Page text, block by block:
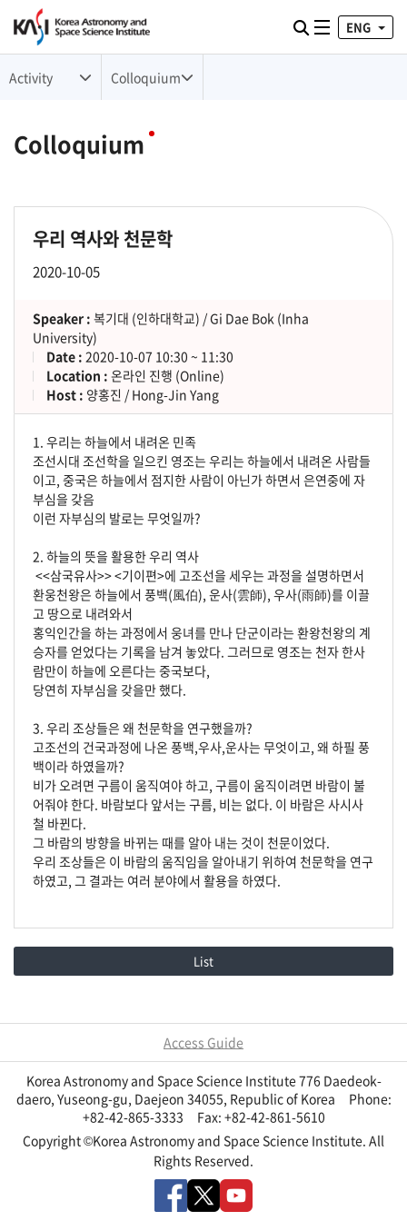
검색Toggle
ENG
Activity Colloquium
Colloquium
우리 역사와 천문학
2020-10-05
Speaker : 복기대 (인하대학교) / Gi Dae Bok (Inha
University)
Date : 2020-10-07 10:30 ~ 11:30
Location : 온라인 진행 (Online)
Host : 양홍진 / Hong-Jin Yang
1. 우리는 하늘에서 내려온 민족
조선시대 조선학을 일으킨 영조는 우리는 하늘에서 내려온 사람들
이고, 중국은 하늘에서 점지한 사람이 아닌가 하면서 은연중에 자
부심을 갖음
이런 자부심의 발로는 무엇일까?
2. 하늘의 뜻을 활용한 우리 역사
<<삼국유사>> <기이편>에 고조선을 세우는 과정을 설명하면서
환웅천왕은 하늘에서 풍백(風伯), 운사(雲師), 우사(雨師)를 이끌
고 땅으로 내려와서
홍익인간을 하는 과정에서 웅녀를 만나 단군이라는 환왕천왕의 계
승자를 얻었다는 기록을 남겨 놓았다. 그러므로 영조는 천자 한사
람만이 하늘에 오른다는 중국보다,
당연히 자부심을 갖을만 했다.
3. 우리 조상들은 왜 천문학을 연구했을까?
고조선의 건국과정에 나온 풍백,우사,운사는 무엇이고, 왜 하필 풍
백이라 하였을까?
비가 오려면 구름이 움직여야 하고, 구름이 움직이려면 바람이 불
어줘야 한다. 바람보다 앞서는 구름, 비는 없다. 이 바람은 사시사
철 바뀐다.
그 바람의 방향을 바뀌는 때를 알아 내는 것이 천문이었다.
우리 조상들은 이 바람의 움직임을 알아내기 위하여 천문학을 연구
하였고, 그 결과는 여러 분야에서 활용을 하였다.
List
Access Guide
Korea Astronomy and Space Science Institute 776 Daedeok-
daero, Yuseong-gu, Daejeon 34055, Republic of Korea Phone:
+82-42-865-3333 Fax: +82-42-861-5610
Copyright ©Korea Astronomy and Space Science Institute. All
Rights Reserved.
Facebook
TwitterYoutube